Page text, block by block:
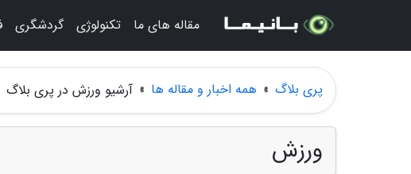
پری بلاگ » همه اخبار و مقاله ها » آرشیو ورزش در پری بلاگ
ورزش
مقاله های ما تکنولوژی گردشگری